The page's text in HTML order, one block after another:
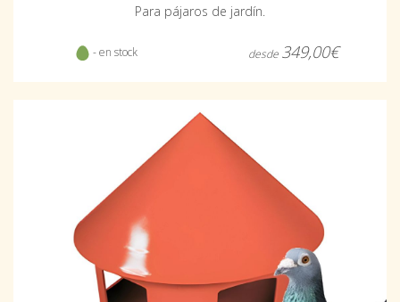
Para pájaros de jardín.
- en stock desde 349,00€